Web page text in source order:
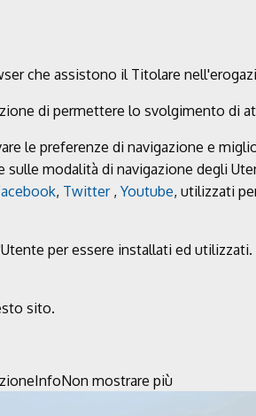
che assistono il Titolare
di permettere lo svolgimento di
le preferenze di navigazione e
modalità di navigazione degli
, Twitter, Youtube, utilizzati
per essere installati ed
sito.
InfoNon mostrare più